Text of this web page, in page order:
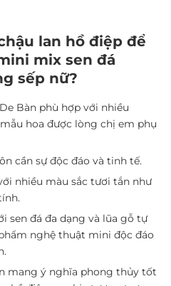
lan hồ điệp để
mix sen đá
sếp nữ?
Bàn phù hợp với nhiều
hoa được lòng chị em phụ
cần sự độc đáo và tinh tế.
nhiều màu sắc tươi tắn như
sen đá đa dạng và lũa gỗ tự
nghệ thuật mini độc đáo
mang ý nghĩa phong thủy tốt